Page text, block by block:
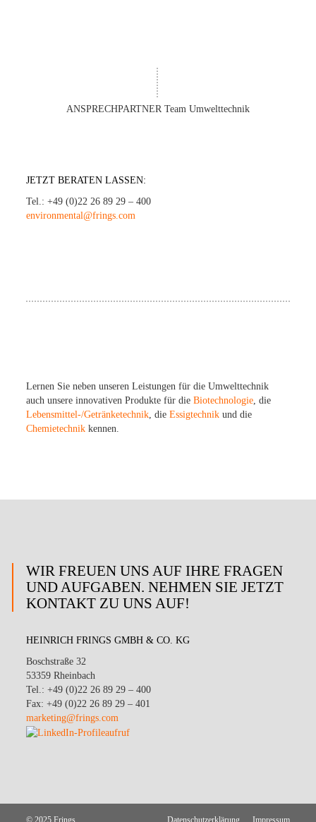
ANSPRECHPARTNER Team Umwelttechnik
JETZT BERATEN LASSEN:
Tel.: +49 (0)22 26 89 29 – 400
environmental@frings.com
Lernen Sie neben unseren Leistungen für die Umwelttechnik
auch unsere innovativen Produkte für dieBiotechnologie , die
Lebensmittel-/Getränketechnik , dieEssigtechnik und die
Chemietechnik kennen.
WIR FREUEN UNS AUF IHRE FRAGEN
UND AUFGABEN. NEHMEN SIE JETZT
KONTAKT ZU UNS AUF!
HEINRICH FRINGS GMBH & CO. KG
Boschstraße 32
53359 Rheinbach
Tel.: +49 (0)22 26 89 29 – 400
Fax: +49 (0)22 26 89 29 – 401
marketing@frings.com
© 2025 Frings Datenschutzerklärung Impressum